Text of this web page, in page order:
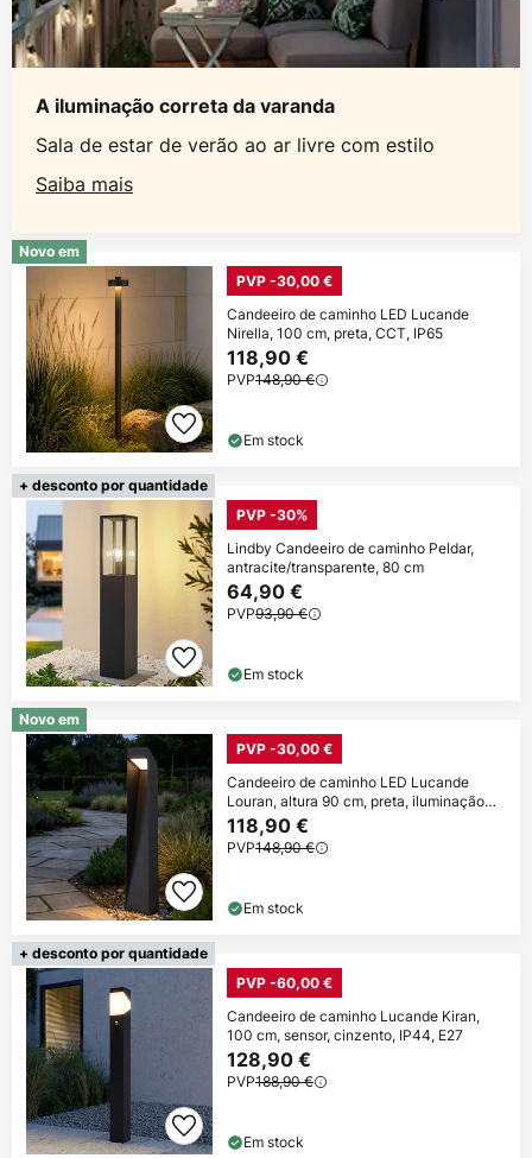
A iluminação correta da varanda
Sala de estar de verão ao ar livre com estilo
Saiba mais
Novo em
PVP -30,00 €
Candeeiro de caminho LED Lucande
Nirella, 100 cm, preta, CCT, IP65
118,90 €
PVP148,90 €
Em stock
+ desconto por quantidade
PVP -30%
Lindby Candeeiro de caminho Peldar,
antracite/transparente, 80 cm
64,90 €
PVP93,90 €
Em stock
Novo em
PVP -30,00 €
Candeeiro de caminho LED Lucande
Louran, altura 90 cm, preta, iluminação
para
118,90 €
PVP148,90 €
Em stock
+ desconto por quantidade
PVP -60,00 €
Candeeiro de caminho Lucande Kiran,
100 cm, sensor, cinzento, IP44, E27
128,90 €
PVP188,90 €
Em stock